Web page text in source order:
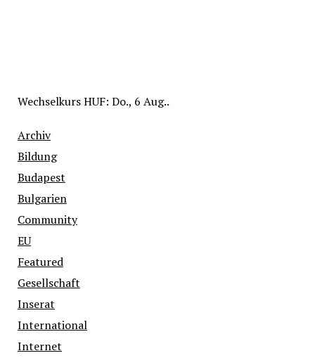
WechselkursHUF: Do., 6 Aug..
Archiv
Bildung
Budapest
Bulgarien
Community
EU
Featured
Gesellschaft
Inserat
International
Internet